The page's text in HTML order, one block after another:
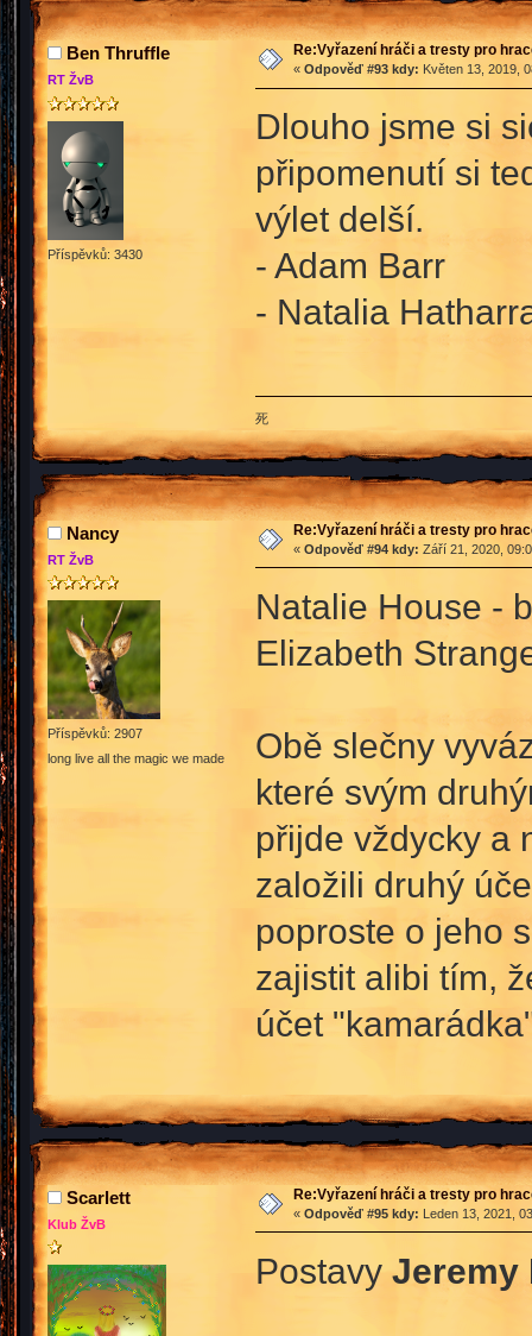
Ben Thruffle
RT ŽvB
Příspěvků: 3430
Re:Vyřazení hráči a tresty pro
« Odpověď #93 kdy: Květen 13, 2019,
Dlouho jsme si
připomenutí si
výlet delší.
- Adam Barr
- Natalia
死
Nancy
RT ŽvB
Příspěvků: 2907
long live all the magic we made
Re:Vyřazení hráči a tresty pro
« Odpověď #94 kdy: Září 21, 2020,
Natalie House -
Elizabeth
Obě slečny
které svým
přijde vždycky a
založili druhý
poproste o jeho
zajistit alibi tím,
účet
Scarlett
Klub ŽvB
Re:Vyřazení hráči a tresty pro
« Odpověď #95 kdy: Leden 13, 2021,
Postavy Jeremy